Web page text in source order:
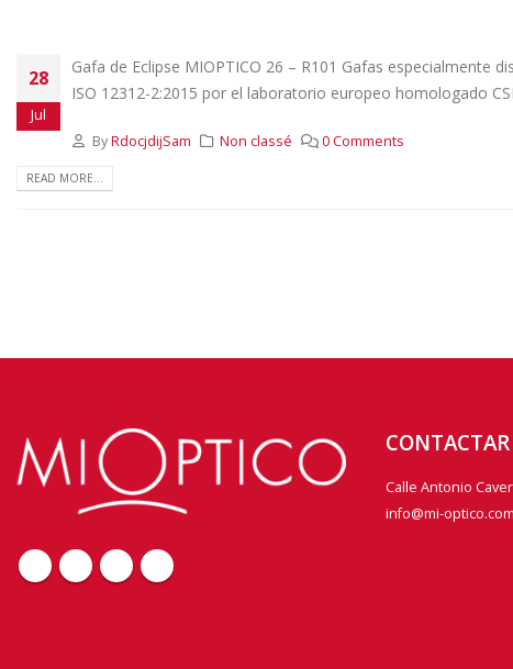
28
Jul
Gafa de Eclipse MIOPTICO 26 – R101 Gafas especialmente
ISO 12312-2:2015 por el laboratorio europeo homologado
ByRdocjdijSam Non classé 0 Comments
READ MORE...
CONTACTAR
Calle Antonio
info@mi-optico.com